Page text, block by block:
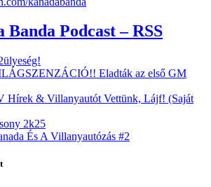
Banda Podcast – RSS
Eladták az első GM
Hírek & Villanyautót Vettünk, Lájf! (Saját
2k25
És A Villanyautózás #2